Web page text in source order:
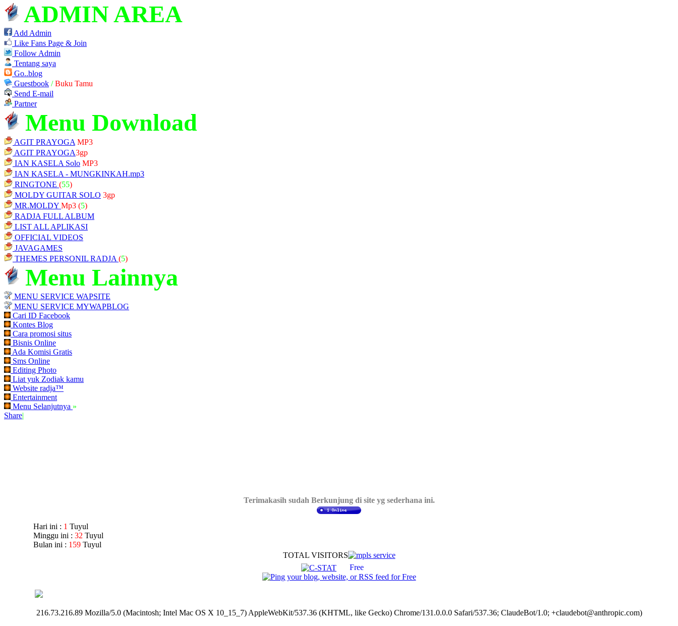
ADMIN AREA
Add Admin
Like Fans Page & Join
Follow Admin
Tentang saya
Go..blog
Guestbook /Buku Tamu
Send E-mail
Partner
Menu Download
AGIT PRAYOGA MP3
AGIT PRAYOGA3gp
IAN KASELA Solo MP3
IAN KASELA - MUNGKINKAH.mp3
RINGTONE (55)
MOLDY GUITAR SOLO 3gp
MR.MOLDY Mp3 (5)
RADJA FULL ALBUM
LIST ALL APLIKASI
OFFICIAL VIDEOS
JAVAGAMES
THEMES PERSONIL RADJA (5)
Menu Lainnya
MENU SERVICE WAPSITE
MENU SERVICE MYWAPBLOG
Cari ID Facebook
Kontes Blog
Cara promosi situs
Bisnis Online
Ada Komisi Gratis
Sms Online
Editing Photo
Liat yuk Zodiak kamu
Website radja™
Entertainment
Menu Selanjutnya »
Share|
Terimakasih sudah Berkunjung di site yg sederhana ini.
Hari ini : 1 Tuyul
Minggu ini : 32 Tuyul
Bulan ini : 159Tuyul
TOTAL VISITORS
216.73.216.89 Mozilla/5.0 (Macintosh; Intel Mac OS X 10_15_7) AppleWebKit/537.36 (KHTML, like Gecko) Chrome/131.0.0.0 Safari/537.36; ClaudeBot/1.0; +claudebot@anthropic.com)